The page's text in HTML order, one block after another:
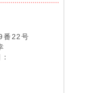
番22号